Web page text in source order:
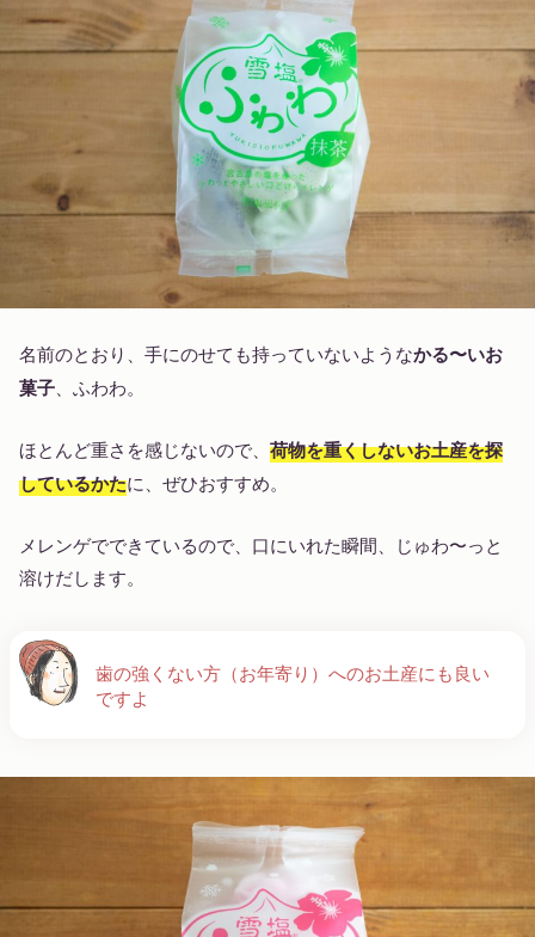
名前のとおり、手にのせても持っていないようなかる〜いお
菓子、ふわわ。
ほとんど重さを感じないので、 荷物を重くしないお土産を探
しているかたに、ぜひおすすめ。
メレンゲでできているので、口にいれた瞬間、じゅわ〜っと
溶けだします。
歯の強くない方（お年寄り）へのお土産にも良い
ですよ